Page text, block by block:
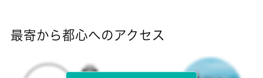
最寄から都心へのアクセス